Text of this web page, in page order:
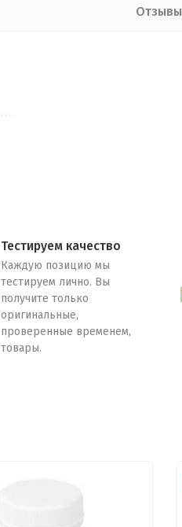
Отзывы
Тестируем качество
Каждую позицию мы
тестируем лично. Вы
получите только
оригинальные,
проверенные временем,
товары.